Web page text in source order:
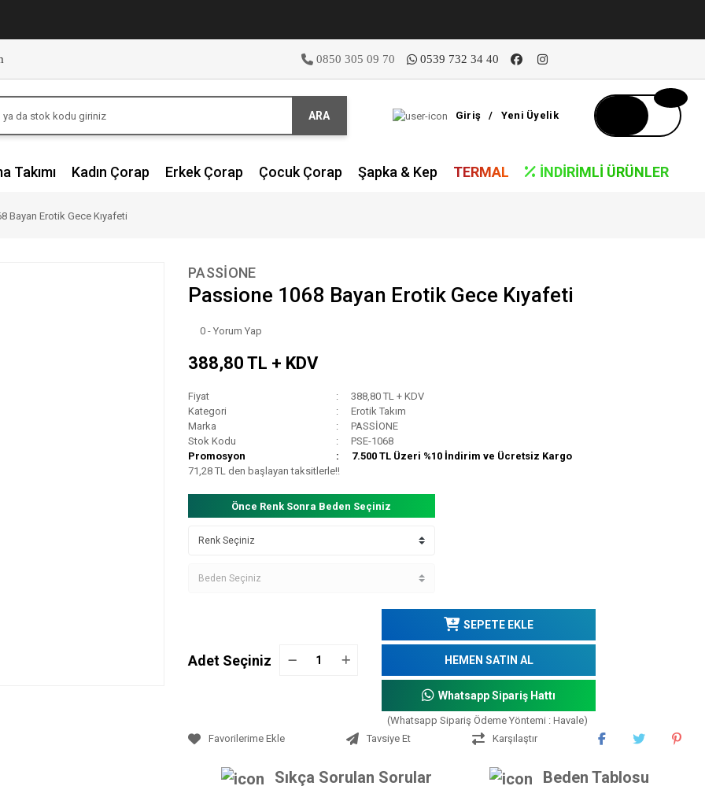
0850 305 09 70 0539 732 34 40
ARA Giriş / Yeni Üyelik
Takımı Kadın Çorap Erkek Çorap Çocuk Çorap Şapka & Kep TERMAL İNDIRIMLI ÜRÜNLER
Bayan Erotik Gece Kıyafeti
PASSİONE
Passione 1068 Bayan Erotik Gece Kıyafeti
0 - Yorum Yap
388,80 TL + KDV
Fiyat
388,80 TL + KDV
Kategori
Erotik Takım
Marka
PASSİONE
Stok Kodu
PSE-1068
Promosyon
7.500 TL Üzeri %10 İndirim ve Ücretsiz Kargo
71,28 TL den başlayan taksitlerle!!
Önce Renk Sonra Beden Seçiniz
Adet Seçiniz
SEPETE EKLE
HEMEN SATIN AL
Whatsapp Sipariş Hattı
(Whatsapp Sipariş Ödeme Yöntemi : Havale)
Tavsiye Et
Karşılaştır
Sıkça Sorulan Sorular Beden Tablosu